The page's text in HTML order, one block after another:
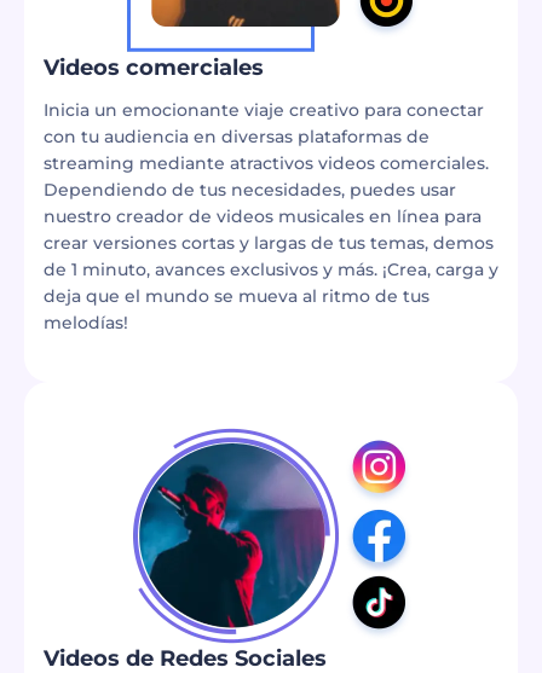
Videos comerciales
Inicia un emocionante viaje creativo para conectar
con tu audiencia en diversas plataformas de
streaming mediante atractivos videos comerciales.
Dependiendo de tus necesidades, puedes usar
nuestro creador de videos musicales en línea para
crear versiones cortas y largas de tus temas, demos
de 1 minuto, avances exclusivos y más. ¡Crea, carga y
deja que el mundo se mueva al ritmo de tus
melodías!
Videos de Redes Sociales